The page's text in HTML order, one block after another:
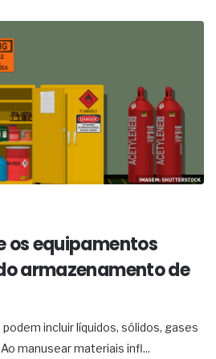
os equipamentos
armazenamento de
incluir líquidos, sólidos, gases
manusear materiais infl...